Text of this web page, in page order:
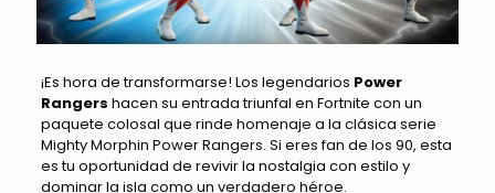
¡Es hora de transformarse! Los legendarios Power
Rangers hacen su entrada triunfal en Fortnite con un
paquete colosal que rinde homenaje a la clásica serie
Mighty Morphin Power Rangers. Si eres fan de los 90, esta
es tu oportunidad de revivir la nostalgia con estilo y
dominar la isla como un verdadero héroe.